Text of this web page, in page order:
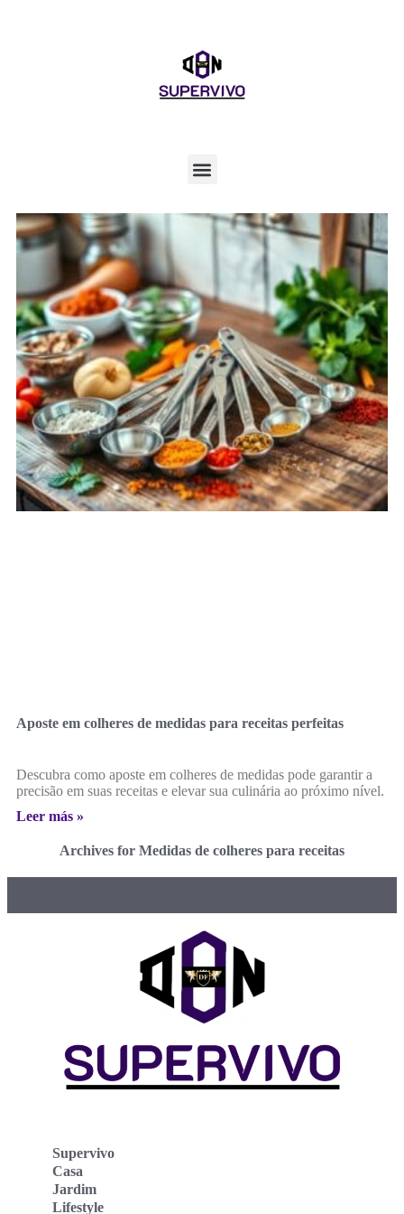
Aposte em colheres de medidas para receitas perfeitas
Descubra como aposte em colheres de medidas pode garantir a
precisão em suas receitas e elevar sua culinária ao próximo nível.
Leer más »
Archives for Medidas de colheres para receitas
Supervivo
Casa
Jardim
Lifestyle